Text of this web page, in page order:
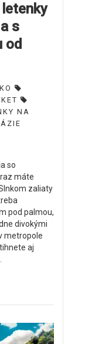
s
od
NA
so
máte
zaliaty
pod palmou,
divokými
metropole
aj